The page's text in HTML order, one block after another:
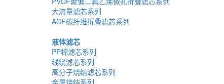
大流量滤芯系列
ACF碳纤维折叠滤芯系列
液体滤芯
PP棉滤芯系列
线绕滤芯系列
高分子烧结滤芯系列
金属烧结系列